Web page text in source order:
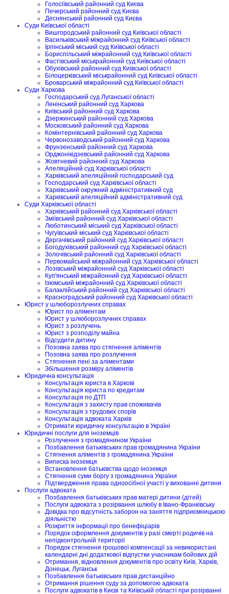
Голосіївський районний суд Києва
Печерський районний суд Києва
Деснянський районний суд Києва
Суди Київської області
Вишгородський районний суд Київської області
Васильківський міжрайонний суд Київської області
Ірпінський міський суд Київської області
Бориспільський міжрайонний суд Київської області
Фастівський міськрайонний суд Київської області
Обухівський районний суд Київської області
Білоцерківський міськрайонний суд Київської області
Броварський міжрайонний суд Київської області
Суди Харкова
Господарський суд Луганської області
Ленінський районний суд Харкова
Київський районний суд Харкова
Дзержинський районний суд Харкова
Московський районний суд Харкова
Комінтернівський районний суд Харкова
Червонозаводський районний суд Харкова
Фрунзенський районний суд Харкова
Орджонікідзевський районний суд Харкова
Жовтневий районний суд Харкова
Апеляційний суд Харківської області
Харківський апеляційний господарський суд
Господарський суд Харківської області
Харківський окружний адміністративний суд
Харківський апеляційний адміністративний суд
Суди Харківської області
Харківський районний суд Харківської області
Зміївський районний суд Харківської області
Люботинський міський суд Харківської області
Чугуївський міський суд Харківської області
Дергачівський районний суд Харківської області
Богодухівський районний суд Харківської області
Золочівський районний суд Харківської області
Первомайський міжрайонний суд Харківської області
Лозівський міжрайонний суд Харківської області
Куп'янський міжрайонний суд Харківської області
Ізюмський міжрайонний суд Харківської області
Балаклійський районний суд Харківської області
Красноградський районний суд Харківської області
Юрист у шлюборозлучних справах
Юрист по аліментам
Юрист у шлюборозлучних справах
Юрист з розлучень
Юрист з розподілу майна
Відсудити дитину
Позовна заява про стягнення аліментів
Позовна заява про розлучення
Стягнення пені за аліментами
Збільшення розміру аліментів
Юридична консультація
Консультація юриста в Харкові
Консультація юриста по кредитам
Консультація по ДТП
Консультація з захисту прав споживачів
Консультація з трудових спорів
Консультація адвоката Харків
Отримати юридичну консультацію в Україні
Юридичні послуги для іноземців
Розлучення з громадянином України
Позбавлення батьківських прав громадянина України
Стягнення аліментів з громадянина України
Виписка іноземця
Встановлення батьківства щодо іноземця
Стягнення суми боргу з громадянина України
Підтвердження права одноосібної участі у вихованні дитини
Послуги адвоката
Позбавлення батьківських прав матері дитини (дітей)
Послуги адвоката з розірвання шлюбу в Івано-Франківську
Довідка про відсутність заборон на заняття підприємницькою
діяльністю
Розкриття інформації про бенефіціарів
Порядок оформлення документів у разі смерті родичів на
непідконтрольній території
Порядок стягнення грошової компенсації за невикористані
календарні дні додаткової відпустки учасникам бойових дій
Отримання, відновлення документів про освіту Київ, Харків,
Донецьк, Луганськ
Позбавлення батьківських прав дистанційно
Отримання рішення суду за допомогою адвоката
Послуги адвокатів в Києві та Київській області при розірванні